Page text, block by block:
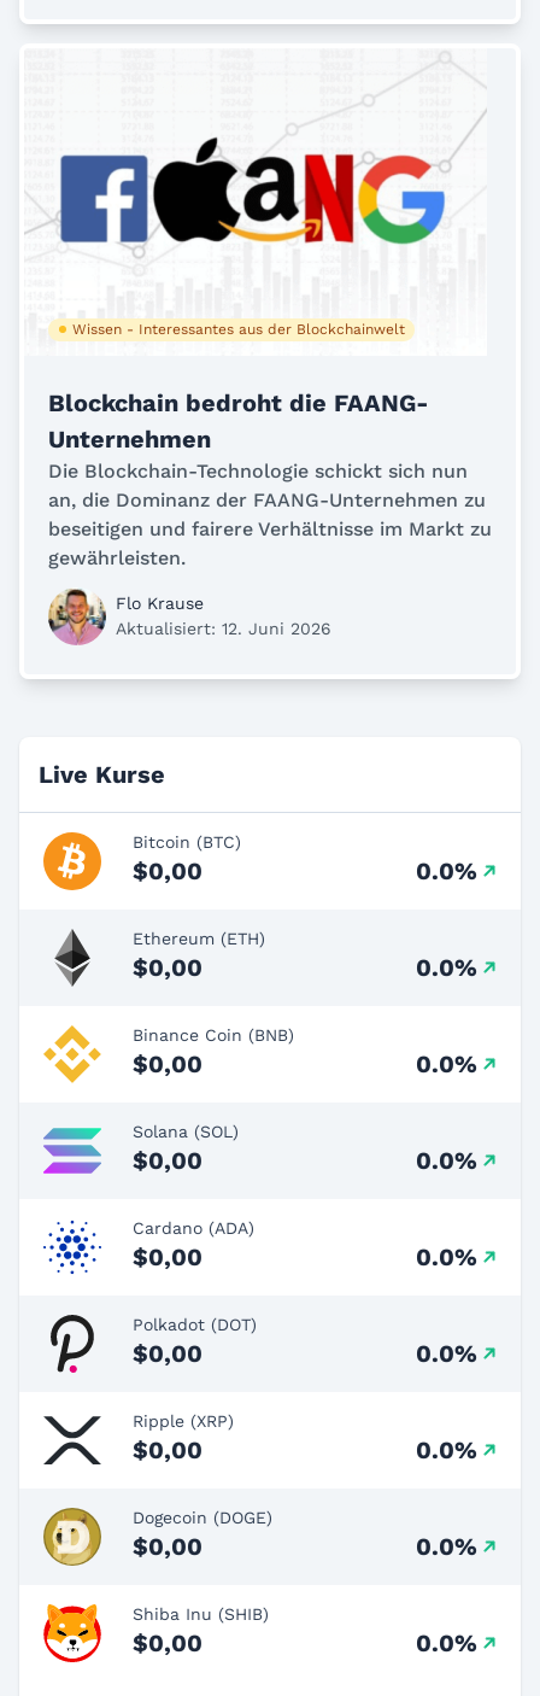
Wissen - Interessantes aus der Blockchainwelt
Blockchain bedroht die FAANG-
Unternehmen
Die Blockchain-Technologie schickt sich nun
an, die Dominanz der FAANG-Unternehmen zu
beseitigen und fairere Verhältnisse im Markt zu
gewährleisten.
Flo Krause
Aktualisiert: 12. Juni 2026
Live Kurse
Bitcoin (BTC)
$0,00 0.0%
Ethereum (ETH)
$0,00 0.0%
Binance Coin (BNB)
$0,00 0.0%
Solana (SOL)
$0,00 0.0%
Cardano (ADA)
$0,00 0.0%
Polkadot (DOT)
$0,00 0.0%
Ripple (XRP)
$0,00 0.0%
Dogecoin (DOGE)
$0,00 0.0%
Shiba Inu (SHIB)
$0,00 0.0%